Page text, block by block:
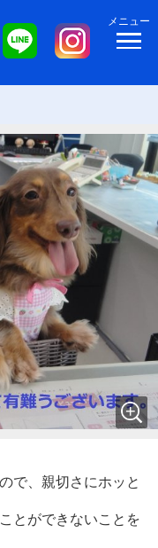
メニュー
で、親切さにホッと
とができないことを